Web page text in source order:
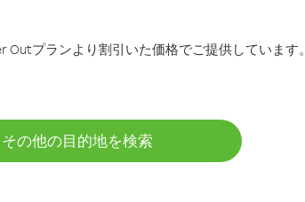
プランより割引いた価格でご提供しています。
その他の目的地を検索